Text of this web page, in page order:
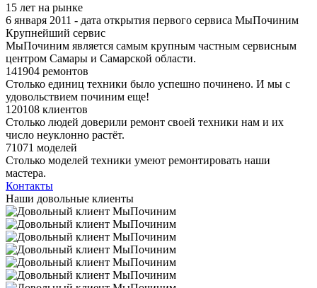
15 лет на рынке
6 января 2011 - дата открытия первого сервиса МыПочиним
Крупнейший сервис
МыПочиним является самым крупным частным сервисным
центром Самары и Самарской области.
141904 ремонтов
Столько единиц техники было успешно починено. И мы с
удовольствием починим еще!
120108 клиентов
Столько людей доверили ремонт своей техники нам и их
число неуклонно растёт.
71071 моделей
Столько моделей техники умеют ремонтировать наши
мастера.
Контакты
Наши довольные клиенты